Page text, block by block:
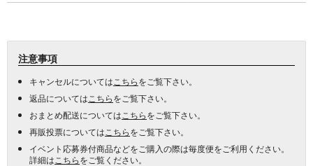
注意事項
キャンセルについては こちらをご覧下さい。
返品については こちらをご覧下さい。
おまとめ配送については こちらをご覧下さい。
再販投票については こちらをご覧下さい。
イベント応募券付商品などをご購入の際は毎度便をご利用ください。
詳細は こちらをご覧ください。